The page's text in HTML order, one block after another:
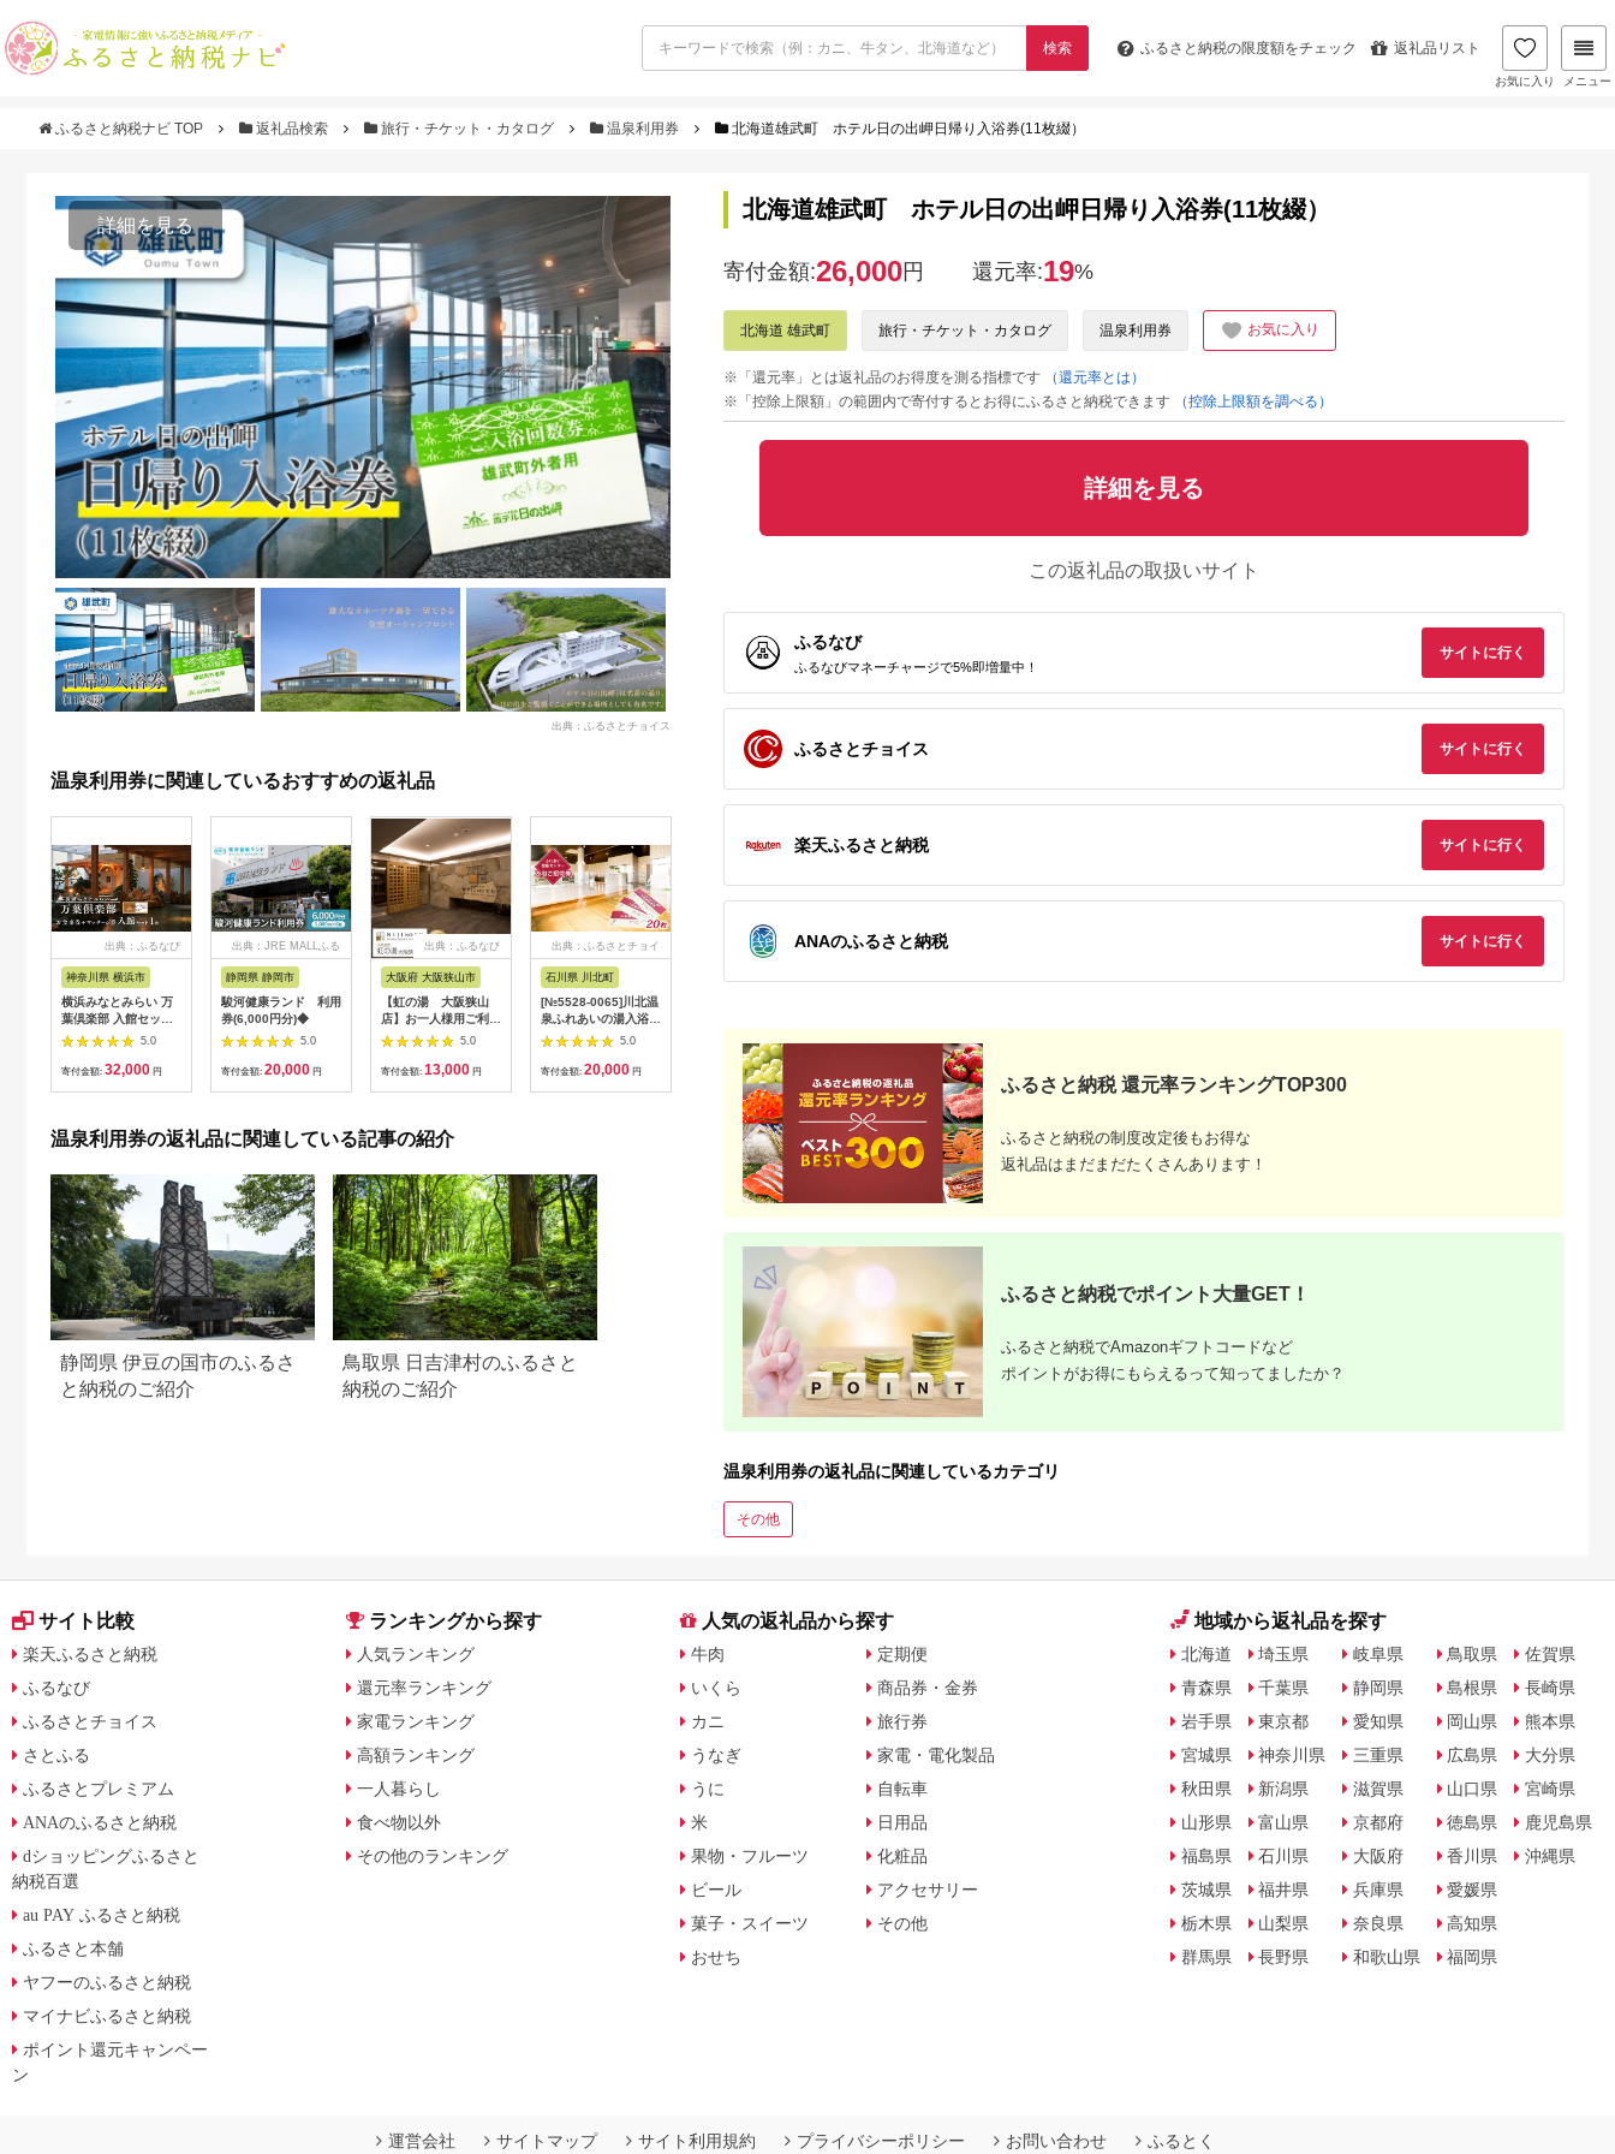
検索 ふるさと納税の限度額をチェック 返礼品リスト
お気に入り メニュー
ふるさと納税ナビ TOP 返礼品検索 旅行・チケット・カタログ 温泉利用券 北海道雄武町 ホテル日の出岬日帰り入浴券(11枚綴）
詳細を見る
出典：ふるさとチョイス
温泉利用券に関連しているおすすめの返礼品
出典：ふるなび
神奈川県 横浜市
横浜みなとみらい 万
葉倶楽部 入館セット
（お食事券＋マッサー
ジ券付き）｜温泉 夜
景 露天風呂 利用券
5.0
寄付金額: 32,000 円
出典：JRE MALLふる
静岡県 静岡市
駿河健康ランド 利用
券(6,000円分)◆
5.0
寄付金額: 20,000 円
出典：ふるなび
大阪府 大阪狭山市
【虹の湯 大阪狭山
店】お一人様用ご利用
券（5枚） No.125
5.0
寄付金額: 13,000 円
出典：ふるさとチョイ
石川県 川北町
[№5528-0065]川北温
泉ふれあいの湯入浴御
招待券20枚
5.0
寄付金額: 20,000 円
出典：ふるなび
る 利用券（30,000円
分） 温泉券
5.0
100,000
出典：ANAのふるさと
5.0
19,000円
出典：ふるなび
出典：ふるさとチョ
温泉利用券の返礼品に関連している記事の紹介
静岡県 伊豆の国市のふるさ
と納税のご紹介
鳥取県 日吉津村のふるさと
納税のご紹介
北海道雄武町 ホテル日の出岬日帰り入浴券(11枚綴）
寄付金額:26,000円 還元率:19%
北海道 雄武町 旅行・チケット・カタログ 温泉利用券 お気に入り
※「還元率」とは返礼品のお得度を測る指標です
（還元率とは）
※「控除上限額」の範囲内で寄付するとお得にふるさと納税できます
（控除上限額を調べる）
詳細を見る
この返礼品の取扱いサイト
ふるなび
ふるなびマネーチャージで5%即増量中！
サイトに行く
ふるさとチョイス サイトに行く
楽天ふるさと納税 サイトに行く
ANAのふるさと納税 サイトに行く
ふるさと納税 還元率ランキングTOP300
ふるさと納税の制度改定後もお得な
返礼品はまだまだたくさんあります！
ふるさと納税でポイント大量GET！
ふるさと納税でAmazonギフトコードなど
ポイントがお得にもらえるって知ってましたか？
温泉利用券の返礼品に関連しているカテゴリ
その他
サイト比較
楽天ふるさと納税
ふるなび
ふるさとチョイス
さとふる
ふるさとプレミアム
ANAのふるさと納税
dショッピングふるさと
納税百選
au PAY ふるさと納税
ふるさと本舗
ヤフーのふるさと納税
マイナビふるさと納税
ポイント還元キャンペー
ン
ランキングから探す
人気ランキング
還元率ランキング
家電ランキング
高額ランキング
一人暮らし
食べ物以外
その他のランキング
人気の返礼品から探す
牛肉
いくら
カニ
うなぎ
うに
米
果物・フルーツ
ビール
菓子・スイーツ
おせち
定期便
商品券・金券
旅行券
家電・電化製品
自転車
日用品
化粧品
アクセサリー
その他
地域から返礼品を探す
北海道
青森県
岩手県
宮城県
秋田県
山形県
福島県
茨城県
栃木県
群馬県
埼玉県
千葉県
東京都
神奈川県
新潟県
富山県
石川県
福井県
山梨県
長野県
岐阜県
静岡県
愛知県
三重県
滋賀県
京都府
大阪府
兵庫県
奈良県
和歌山県
鳥取県
島根県
岡山県
広島県
山口県
徳島県
香川県
愛媛県
高知県
福岡県
佐賀県
長崎県
熊本県
大分県
宮崎県
鹿児島県
沖縄県
運営会社 サイトマップ サイト利用規約 プライバシーポリシー お問い合わせ ふるとく